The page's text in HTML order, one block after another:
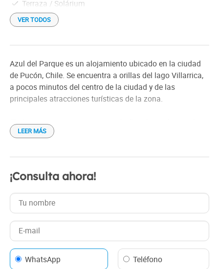
Terraza / Solárium
Vajilla
Wi-Fi gratis
Servicio de embarcadero para de lanchas
Salvavidas entrenado
Bajada de lancha
VER TODOS
Azul del Parque es un alojamiento ubicado en la ciudad
de Pucón, Chile. Se encuentra a orillas del lago Villarrica,
a pocos minutos del centro de la ciudad y de las
principales atracciones turísticas de la zona.
El alojamiento cuenta con 10 cabañas de madera, todas
con capacidad para 4 personas. Las cabañas están
También cuentan con una terraza privada con vistas al
Azul del Parque ofrece a sus huéspedes una variedad de
servicios, que incluyen:
*Desayuno continental
*Estacionamiento gratuito
*Acceso a la playa del lago Villarrica
*Actividades recreativas, como caminatas, ciclismo y
LEER MÁS
¡Consulta ahora!
WhatsApp Teléfono